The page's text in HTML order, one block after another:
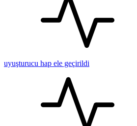
uyuşturucu hap ele geçirildi